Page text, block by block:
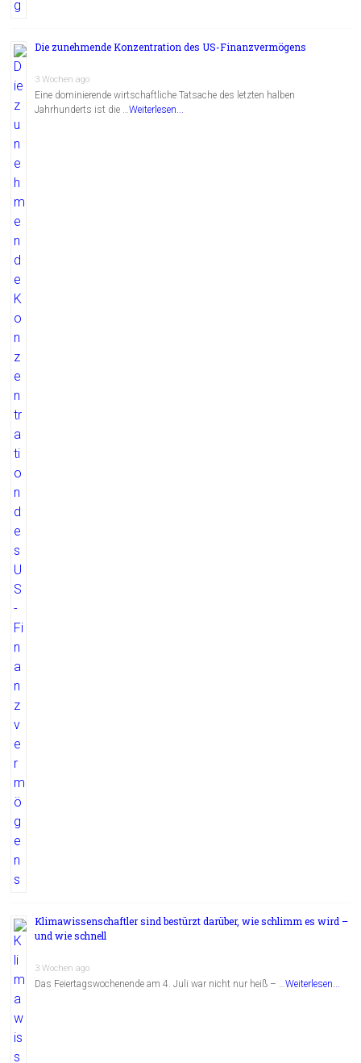
Die zunehmende Konzentration des US-Finanzvermögens
3 Wochen ago
Eine dominierende wirtschaftliche Tatsache des letzten halben
Jahrhunderts ist die …Weiterlesen...
Klimawissenschaftler sind bestürzt darüber, wie schlimm es wird –
und wie schnell
3 Wochen ago
Das Feiertagswochenende am 4. Juli war nicht nur heiß – …Weiterlesen...